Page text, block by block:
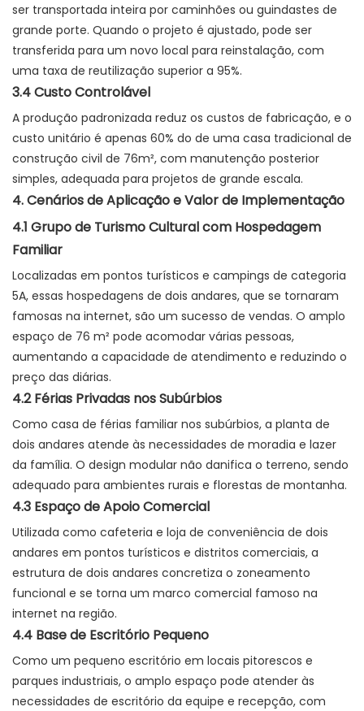
ser transportada inteira por caminhões ou guindastes de
grande porte. Quando o projeto é ajustado, pode ser
transferida para um novo local para reinstalação, com
uma taxa de reutilização superior a 95%.
3.4 Custo Controlável
A produção padronizada reduz os custos de fabricação, e o
custo unitário é apenas 60% do de uma casa tradicional de
construção civil de 76m², com manutenção posterior
simples, adequada para projetos de grande escala.
4. Cenários de Aplicação e Valor de Implementação
4.1 Grupo de Turismo Cultural com Hospedagem
Familiar
Localizadas em pontos turísticos e campings de categoria
5A, essas hospedagens de dois andares, que se tornaram
famosas na internet, são um sucesso de vendas. O amplo
espaço de 76 m² pode acomodar várias pessoas,
aumentando a capacidade de atendimento e reduzindo o
preço das diárias.
4.2 Férias Privadas nos Subúrbios
Como casa de férias familiar nos subúrbios, a planta de
dois andares atende às necessidades de moradia e lazer
da família. O design modular não danifica o terreno, sendo
adequado para ambientes rurais e florestas de montanha.
4.3 Espaço de Apoio Comercial
Utilizada como cafeteria e loja de conveniência de dois
andares em pontos turísticos e distritos comerciais, a
estrutura de dois andares concretiza o zoneamento
funcional e se torna um marco comercial famoso na
internet na região.
4.4 Base de Escritório Pequeno
Como um pequeno escritório em locais pitorescos e
parques industriais, o amplo espaço pode atender às
necessidades de escritório da equipe e recepção, com